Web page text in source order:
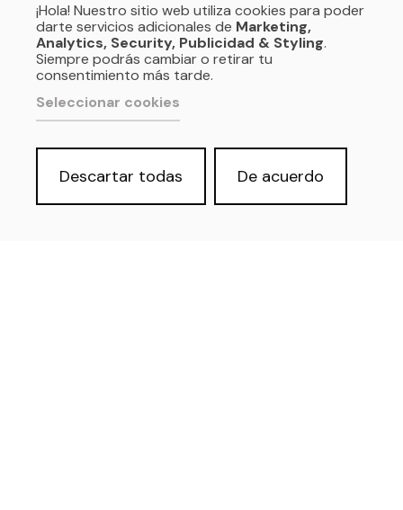
¡Hola! Nuestro sitio web utiliza cookies para poder
darte servicios adicionales de Marketing,
Analytics, Security, Publicidad & Styling.
Siempre podrás cambiar o retirar tu
consentimiento más tarde.
Seleccionar cookies
Descartar todas De acuerdo